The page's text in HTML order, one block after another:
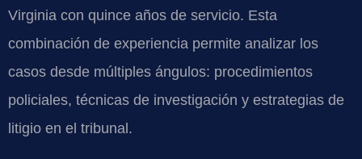
Virginia con quince años de servicio. Esta
combinación de experiencia permite analizar los
casos desde múltiples ángulos: procedimientos
policiales, técnicas de investigación y estrategias de
litigio en el tribunal.